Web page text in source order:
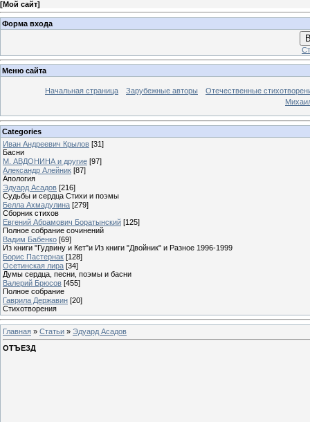
[Мой сайт]
Форма входа
Меню сайта
Начальная страница Зарубежные авторы
Отечественные
Categories
Иван Андреевич Крылов [31]
Басни
М. АВДОНИНА и другие [97]
Александр Алейник [87]
Апология
Эдуард Асадов [216]
Судьбы и сердца Стихи и поэмы
Белла Ахмадулина [279]
Сборник стихов
Евгений Абрамович Боратынский [125]
Полное собрание сочинений
Вадим Бабенко [69]
Из книги "Гудвину и Кет"и Из книги "Двойник" и Разное 1996-1999
Борис Пастернак [128]
Осетинская лира [34]
Думы сердца, песни, поэмы и басни
Валерий Брюсов [455]
Полное собрание
Гаврила Державин [20]
Стихотворения
Главная » Статьи » Эдуард Асадов
ОТЪЕЗД